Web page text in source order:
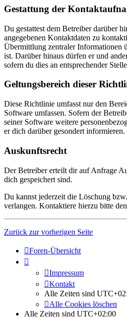
Gestattung der
Du gestattest dem Betreiber darüber
angegebenen Kontaktdaten zu
Übermittlung zentraler Informationen
ist. Darüber hinaus dürfen er und
sofern du dies an entsprechender
Geltungsbereich dieser
Diese Richtlinie umfasst nur den
Software umfassen. Sofern der
seiner Software weitere
er dich darüber gesondert informieren.
Auskunftsrecht
Der Betreiber erteilt dir auf Anfrage
dich gespeichert sind.
Du kannst jederzeit die Löschung
verlangen. Kontaktiere hierzu bitte
Zurück zur vorherigen Seite
Foren-Übersicht
Impressum
Kontakt
Alle Zeiten sind
Alle Cookies löschen
Alle Zeiten sind UTC+02:00